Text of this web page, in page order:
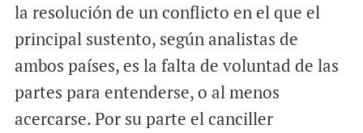
la resolución de un conflicto en el que el
principal sustento, según analistas de
ambos países, es la falta de voluntad de las
partes para entenderse, o al menos
acercarse. Por su parte el canciller